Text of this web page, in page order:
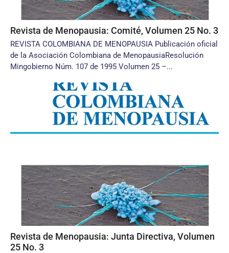
Revista de Menopausia: Comité, Volumen 25 No. 3
REVISTA COLOMBIANA DE MENOPAUSIA Publicación oficial
de la Asociación Colombiana de MenopausiaResolución
Mingobierno Núm. 107 de 1995 Volumen 25 –...
Revista de Menopausia: Junta Directiva, Volumen
25 No. 3